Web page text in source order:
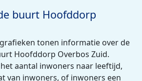
buurt Hoofddorp
tonen informatie over de
Hoofddorp Overbos Zuid.
aantal inwoners naar leeftijd,
van inwoners, of inwoners een